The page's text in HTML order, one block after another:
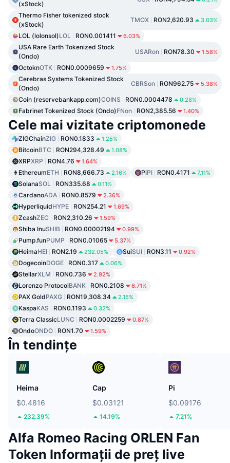
(xStock)
Thermo Fisher tokenized stock
(xStock)
TMOX RON2,620.93 3.03%
LOL (lolonsol)LOL RON0.001411 6.03%
USA Rare Earth Tokenized Stock
(Ondo)
USARon RON78.30 1.58%
OctoknOTK RON0.0009659 1.75%
Cerebras Systems Tokenized Stock
(Ondo)
CBRSon RON962.75 5.38%
Coin (reservebankapp.com)COINS RON0.0004478 0.28%
Fabrinet Tokenized Stock (Ondo)FNon RON2,385.56 1.40%
Cele mai vizitate criptomonede
ZIGChainZIG RON0.1833 1.25%
BitcoinBTC RON294,328.49 1.08%
XRPXRP RON4.76 1.64%
EthereumETH RON8,666.73 2.16% PiPI RON0.4171 7.11%
SolanaSOL RON335.68 0.11%
CardanoADA RON0.8579 2.36%
HyperliquidHYPE RON254.21 1.69%
ZcashZEC RON2,310.26 1.59%
Shiba InuSHIB RON0.00002194 0.99%
Pump.funPUMP RON0.01065 5.37%
HeimaHEI RON2.19 232.05% SuiSUI RON3.11 0.92%
DogecoinDOGE RON0.317 0.06%
StellarXLM RON0.736 2.92%
Lorenzo ProtocolBANK RON0.2108 6.71%
PAX GoldPAXG RON19,308.34 2.15%
KaspaKAS RON0.1193 0.32%
Terra ClassicLUNC RON0.0002259 0.87%
OndoONDO RON1.70 1.59%
În tendințe
Heima
$0.4816
232.39%
Cap
$0.03121
14.19%
Pi
$0.09176
7.21%
Alfa Romeo Racing ORLEN Fan
Token Informații de preț live